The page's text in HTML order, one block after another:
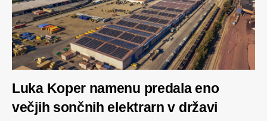
Luka Koper namenu predala eno
večjih sončnih elektrarn v državi